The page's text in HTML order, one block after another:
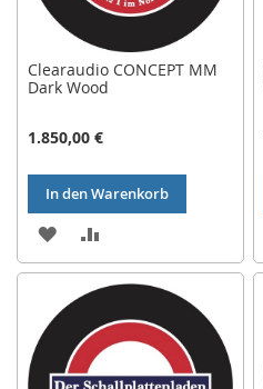
Clearaudio CONCEPT MM
Dark Wood
1.850,00 €
In den Warenkorb
ZUR
WUNSCHLISTE
HINZUFÜGEN
VERGLEICHSLISTE
HINZUFÜGEN